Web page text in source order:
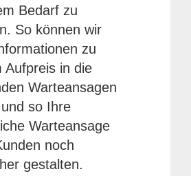
Bedarf zu
So können wir
zu
Aufpreis in die
Warteansagen
so Ihre
Warteansage
noch
gestalten.